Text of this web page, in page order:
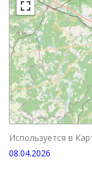
Используется в
08.04.2026